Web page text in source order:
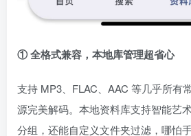
① 全格式兼容，本地库管理超省心
支持 MP3、FLAC、AAC 等几乎所有
源完美解码。本地资料库支持智能艺
分组，还能自定义文件夹过滤，哪怕